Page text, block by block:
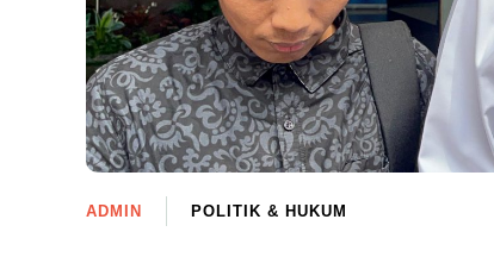
ADMIN POLITIK & HUKUM